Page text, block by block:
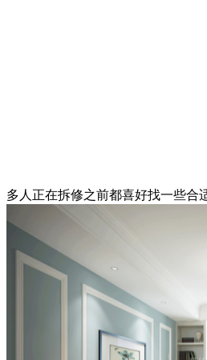
多人正在拆修之前都喜好找一些合